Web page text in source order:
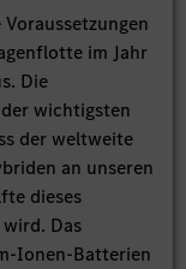
im Jahr
Die
wichtigsten
der weltweite
an unseren
dieses
Das
Ionen-Batterien